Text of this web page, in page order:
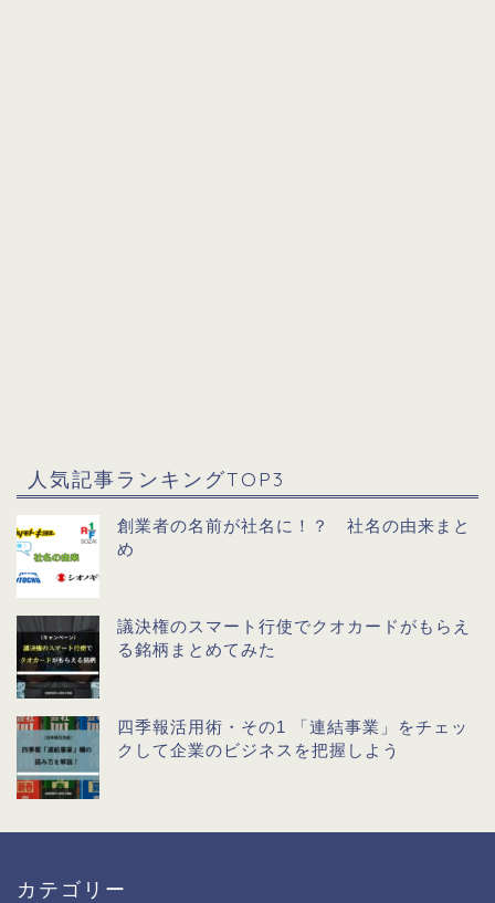
人気記事ランキングTOP3
創業者の名前が社名に！？ 社名の由来まと
め
議決権のスマート行使でクオカードがもらえ
る銘柄まとめてみた
四季報活用術・その1 「連結事業」をチェッ
クして企業のビジネスを把握しよう
カテゴリー